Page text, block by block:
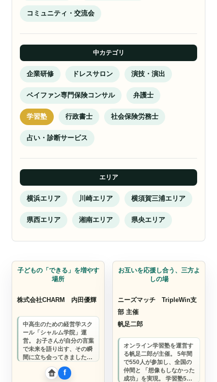
コミュニティ・交流会
中カテゴリ
企業研修 ドレスサロン 演技・演出
ベイファン専門保険コンサル 弁護士
学習塾 行政書士 社会保険労務士
占い・診断サービス
エリア
横浜エリア 川崎エリア 横須賀三浦エリア
県西エリア 湘南エリア 県央エリア
子どもの「できる」を増やす
場所
株式会社CHARM 内田優輝
中高生のための経営学スク
ール「シャルム学院」運
営。 お子さんが自分の言葉
で未来を語り出す、その瞬
間に立ち会ってきました。
親子で参加できる無料説明
会、毎月開催中…
お互いを応援し合う、三方よ
しの場
ニーズマッチ TripleWin支
部 主催
帆足二郎
オンライン学習塾を運営す
る帆足二郎が主催。 5年間
で550人が参加し、全国の
仲間と 「想像もしなかった
成功」を実現。 学習塾500